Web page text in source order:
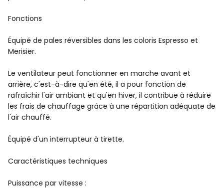
Fonctions
Équipé de pales réversibles dans les coloris Espresso et
Merisier.
Le ventilateur peut fonctionner en marche avant et
arrière, c'est-à-dire qu'en été, il a pour fonction de
rafraîchir l'air ambiant et qu'en hiver, il contribue à réduire
les frais de chauffage grâce à une répartition adéquate de
l'air chauffé.
Équipé d'un interrupteur à tirette.
Caractéristiques techniques
Puissance par vitesse :